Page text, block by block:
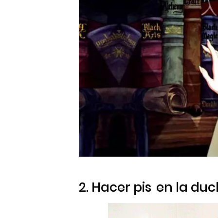
2. Hacer pis en la